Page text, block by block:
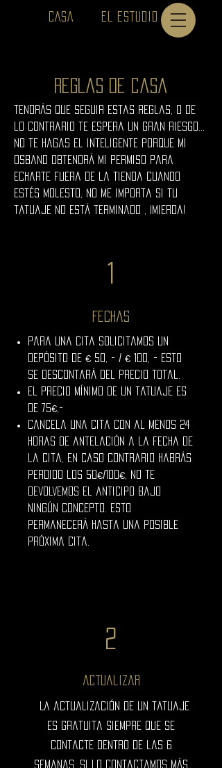
CASA EL ESTUDIO MI
Reglas de casa
tendrás que seguir estas reglas, o de
lo contrario te espera un gran riesgo...
no te hagas el inteligente porque mi
osband obtendrá mi permiso para
echarte fuera de la tienda cuando
estés molesto, no me importa si tu
tatuaje no está terminado , ¡mierda!
1
fechas
Para una cita solicitamos un
depósito de € 50, - / € 100, - esto
se descontará del precio total.
El precio mínimo de un tatuaje es
de 75€ ,-
Cancela una cita con al menos 24
horas de antelación a la fecha de
la cita, en caso contrario habrás
perdido los 50€/100€, no te
devolvemos el anticipo bajo
ningún concepto. Esto
permanecerá hasta una posible
próxima cita.
2
actualizar
La actualización de un tatuaje
es gratuita siempre que se
contacte dentro de las 6
semanas. Si lo contactamos más